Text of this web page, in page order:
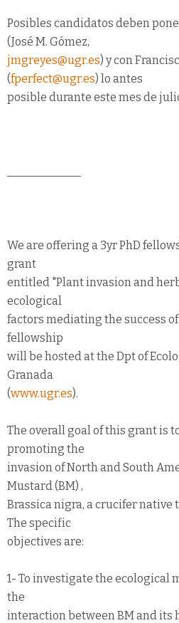
Posibles candidatos deben
(José M. Gómez,
jmgreyes@ugr.es) y con
(fperfect@ugr.es) lo antes
posible durante este mes de
We are offering a 3yr PhD
grant
entitled "Plant invasion and
ecological
factors mediating the success
fellowship
will be hosted at the Dpt of
Granada
(www.ugr.es).
The overall goal of this grant is
promoting the
invasion of North and South
Mustard (BM) ,
Brassica nigra, a crucifer native
The specific
objectives are:
1- To investigate the ecological
the
interaction between BM and its